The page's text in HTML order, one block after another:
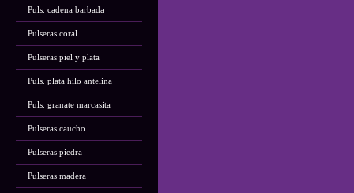
Puls. cadena barbada
Pulseras coral
Pulseras piel y plata
Puls. plata hilo antelina
Puls. granate marcasita
Pulseras caucho
Pulseras piedra
Pulseras madera